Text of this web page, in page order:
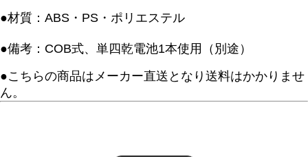
●材質：ABS・PS・ポリエステル
●備考：COB式、単四乾電池1本使用（別途）
●こちらの商品はメーカー直送となり送料はかかりませ
ん。